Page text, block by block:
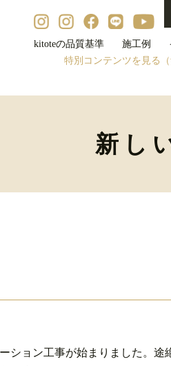
kitoteの品質基準 施工例
特別コンテンツを見る（
新し
ション工事が始まりました。途